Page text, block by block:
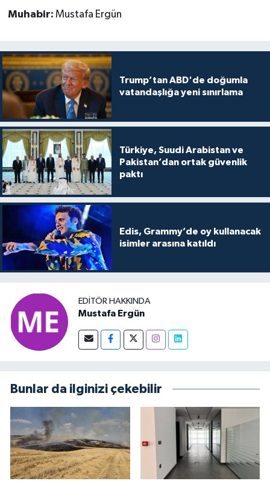
Muhabir: Mustafa Ergün
Trump’tan ABD'de doğumla
vatandaşlığa yeni sınırlama
Türkiye, Suudi Arabistan ve
Pakistan’dan ortak güvenlik
paktı
Edis, Grammy’de oy kullanacak
isimler arasına katıldı
EDITÖR HAKKINDA
Mustafa Ergün
Bunlar da ilginizi çekebilir